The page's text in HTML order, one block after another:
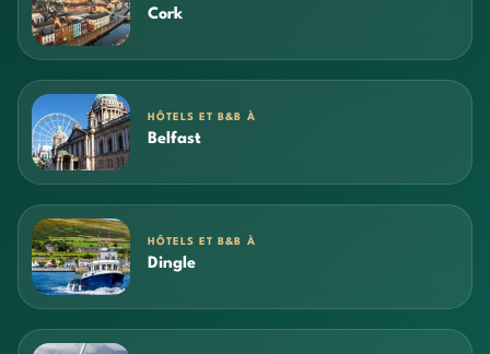
Cork
HÔTELS ET B&B À
Belfast
HÔTELS ET B&B À
Dingle